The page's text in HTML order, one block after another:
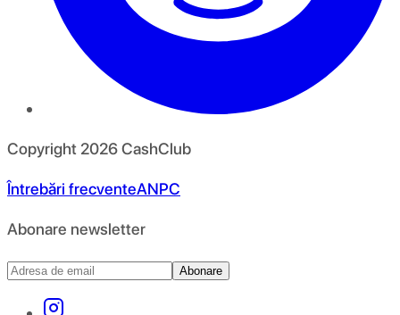
Copyright 2026CashClub
Întrebări frecventeANPC
Abonare newsletter
Abonare